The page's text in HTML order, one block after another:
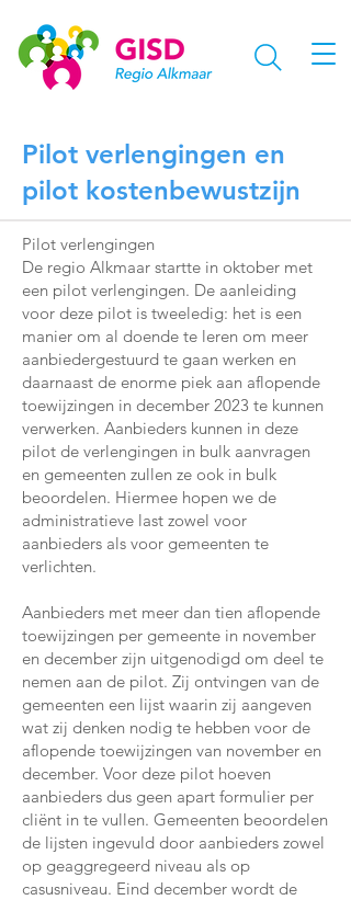
Pilot verlengingen en
pilot kostenbewustzijn
Pilot verlengingen
De regio Alkmaar startte in oktober met
een pilot verlengingen. De aanleiding
voor deze pilot is tweeledig: het is een
manier om al doende te leren om meer
aanbiedergestuurd te gaan werken en
daarnaast de enorme piek aan aflopende
toewijzingen in december 2023 te kunnen
verwerken. Aanbieders kunnen in deze
pilot de verlengingen in bulk aanvragen
en gemeenten zullen ze ook in bulk
beoordelen. Hiermee hopen we de
administratieve last zowel voor
aanbieders als voor gemeenten te
verlichten.
Aanbieders met meer dan tien aflopende
toewijzingen per gemeente in november
en december zijn uitgenodigd om deel te
nemen aan de pilot. Zij ontvingen van de
gemeenten een lijst waarin zij aangeven
wat zij denken nodig te hebben voor de
aflopende toewijzingen van november en
december. Voor deze pilot hoeven
aanbieders dus geen apart formulier per
cliënt in te vullen. Gemeenten beoordelen
de lijsten ingevuld door aanbieders zowel
op geaggregeerd niveau als op
casusniveau. Eind december wordt de